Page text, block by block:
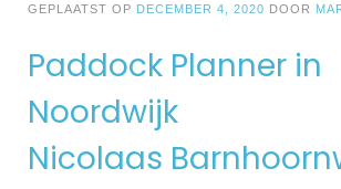
GEPLAATST OP DECEMBER 4, 2020 DOOR
Paddock Planner in
Noordwijk
Nicolaas